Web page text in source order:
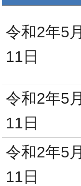
令和2年5月
11日
令和2年5月
11日
令和2年5月
11日